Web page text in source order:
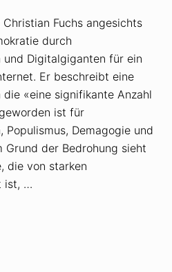
Fuchs angesichts
durch
und Digitalgiganten für ein
Er beschreibt eine
die «eine signifikante Anzahl
ist für
Populismus, Demagogie und
Grund der Bedrohung sieht
die von starken
ist, …